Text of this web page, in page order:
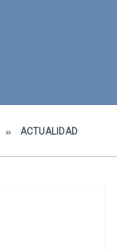
ACTUALIDAD